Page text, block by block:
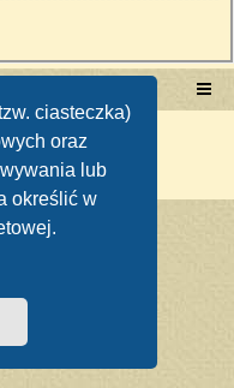
ciasteczka)
oraz
lub
określić w
© phpBB Limited
|Regulamin